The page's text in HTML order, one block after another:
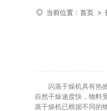
当前位置： 首页 >
闪蒸干燥机具有热效
自然干燥速度快，物料
蒸干燥机已根据不同的